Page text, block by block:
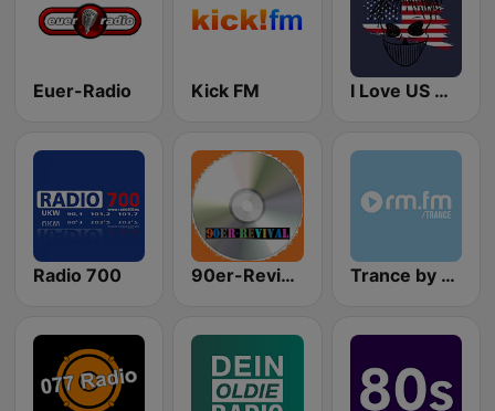
Euer-Radio Kick FM I Love US Only Rap Radio
Radio 700 90er-Revival Trance by rautemusik